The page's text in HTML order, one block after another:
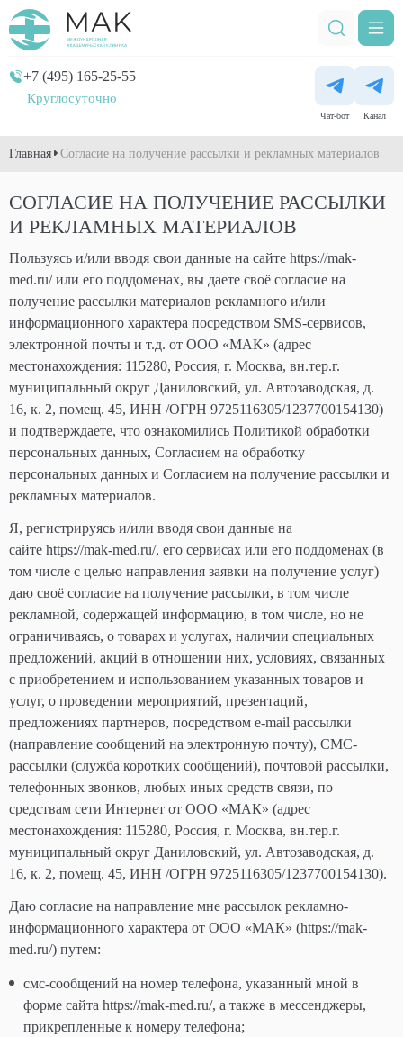
Круглосуточно
+7 (495) 165-25-55
Чат-бот Канал
Главная Согласие на получение рассылки и рекламных материалов
СОГЛАСИЕ НА ПОЛУЧЕНИЕ РАССЫЛКИ
И РЕКЛАМНЫХ МАТЕРИАЛОВ
Пользуясь и/или вводя свои данные на сайте https://mak-
med.ru/ или его поддоменах, вы даете своё согласие на
получение рассылки материалов рекламного и/или
информационного характера посредством SMS-сервисов,
электронной почты и т.д. от ООО «МАК» (адрес
местонахождения: 115280, Россия, г. Москва, вн.тер.г.
муниципальный округ Даниловский, ул. Автозаводская, д.
16, к. 2, помещ. 45, ИНН /ОГРН 9725116305/1237700154130)
и подтверждаете, что ознакомились Политикой обработки
персональных данных, Согласием на обработку
персональных данных и Согласием на получение рассылки и
рекламных материалов.
Я, регистрируясь и/или вводя свои данные на
сайте https://mak-med.ru/, его сервисах или его поддоменах (в
том числе с целью направления заявки на получение услуг)
даю своё согласие на получение рассылки, в том числе
рекламной, содержащей информацию, в том числе, но не
ограничиваясь, о товарах и услугах, наличии специальных
предложений, акций в отношении них, условиях, связанных
с приобретением и использованием указанных товаров и
услуг, о проведении мероприятий, презентаций,
предложениях партнеров, посредством e-mail рассылки
(направление сообщений на электронную почту), СМС-
рассылки (служба коротких сообщений), почтовой рассылки,
телефонных звонков, любых иных средств связи, по
средствам сети Интернет от ООО «МАК» (адрес
местонахождения: 115280, Россия, г. Москва, вн.тер.г.
муниципальный округ Даниловский, ул. Автозаводская, д.
16, к. 2, помещ. 45, ИНН /ОГРН 9725116305/1237700154130).
Даю согласие на направление мне рассылок рекламно-
информационного характера от ООО «МАК» (https://mak-
med.ru/) путем:
смс-сообщений на номер телефона, указанный мной в
форме сайта https://mak-med.ru/, а также в мессенджеры,
прикрепленные к номеру телефона;